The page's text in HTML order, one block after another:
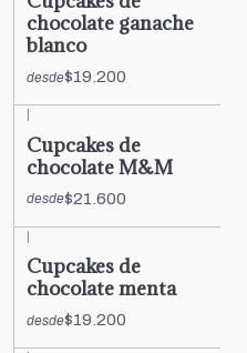
chocolate ganache
blanco
desde$19.200
Cupcakes de
chocolate M&M
desde$21.600
|
Cupcakes de
chocolate menta
desde$19.200